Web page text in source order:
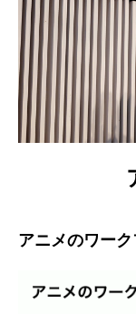
アニメのワー